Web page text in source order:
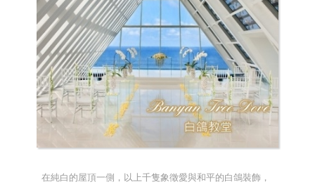
在純白的屋頂一側，以上千隻象徵愛與和平的白鴿裝飾，